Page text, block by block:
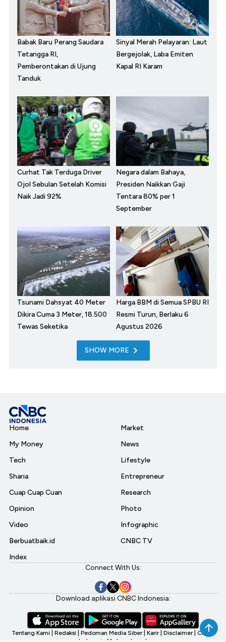
Babak Baru Perang Saudara
Tetangga RI,
Pemberontakan di Ujung
Tanduk
Sinyal Merah Pelayaran: Laut
Bergejolak, Laba Emiten
Kapal RI Karam
Curhat Tak Terduga Driver
Ojol Sebulan Setelah Komisi
Naik Jadi 92%
Negara dalam Bahaya,
Presiden Naikkan Gaji
Tentara 80% per 1
September
Tsunami Dahsyat 40 Meter
Dikira Cuma 3 Meter, 18.500
Tewas Seketika
Harga BBM di Semua SPBU RI
Resmi Turun, Berlaku 6
Agustus 2026
SHOW MORE
Home
My Money
Tech
Sharia
Cuap Cuap Cuan
Opinion
Video
Berbuatbaik.id
Index
Market
News
Lifestyle
Entrepreneur
Research
Photo
Infographic
CNBC TV
Connect With Us:
Download aplikasi CNBC Indonesia:
Tentang Kami Redaksi Pedoman Media Siber Karir Disclaimer CNBC